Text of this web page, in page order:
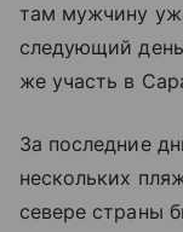
там мужчину
следующий
же участь в
За последние
нескольких
севере страны